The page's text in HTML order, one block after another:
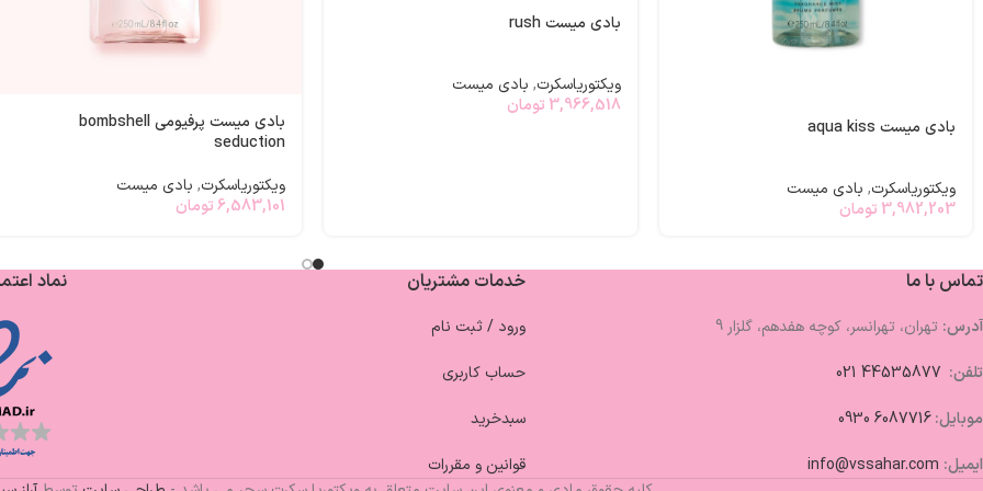
بادی میست aqua kiss
ویکتوریاسکرت, بادی میست
3,982,203 تومان
بادی میست rush
ویکتوریاسکرت, بادی میست
3,966,518 تومان
بادی میست پرفیومی bombshell
seduction
ویکتوریاسکرت, بادی میست
6,583,101تومان
تماس با ما
آدرس: تهران، تهرانسر، کوچه هفدهم، گلزار 9
تلفن:
موبایل:6087716 0930
ایمیل: info@vssahar.com
خدمات مشتریان
ورود / ثبت نام
حساب کاربری
سبدخرید
قوانین و مقررات
نماد